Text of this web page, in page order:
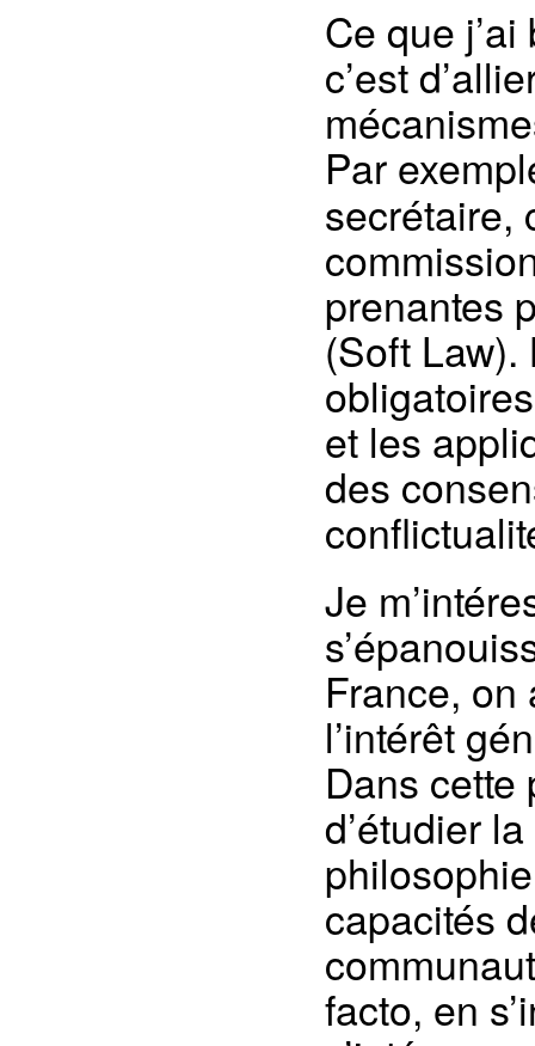
Ce que
c’est
Par
secrétaire,
prenantes
(Soft
et les
des
Je
France,
l’intérêt
Dans cette
d’étudier
capacités
facto, en